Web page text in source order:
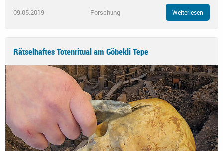
09.05.2019 Forschung Weiterlesen
Rätselhaftes Totenritual am Göbekli Tepe